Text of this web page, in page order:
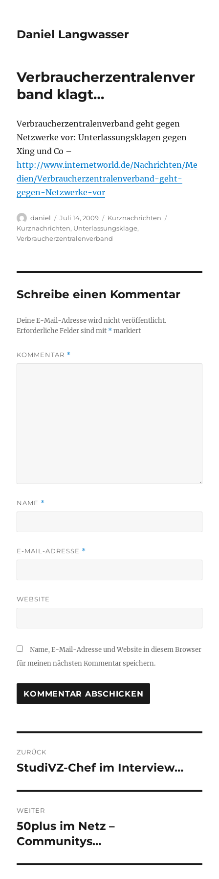
Daniel Langwasser
Verbraucherzentralenver
band klagt…
Verbraucherzentralenverband geht gegen
Netzwerke vor: Unterlassungsklagen gegen
Xing und Co –
http://www.internetworld.de/Nachrichten/Me
dien/Verbraucherzentralenverband-geht-
gegen-Netzwerke-vor
Autor
daniel
Veröffentlicht
am
Juli 14, 2009 Kategorien
Kurznachrichten
Kurznachrichten, Unterlassungsklage,
Verbraucherzentralenverband
Schreibe einen Kommentar
Deine E-Mail-Adresse wird nicht veröffentlicht.
Erforderliche Felder sind mit *markiert
KOMMENTAR *
NAME *
E-MAIL-ADRESSE *
WEBSITE
Name, E-Mail-Adresse und Website in diesem Browser
für meinen nächsten Kommentar speichern.
ZURÜCK
Vorheriger
StudiVZ-Chef im Interview…
WEITER
Nächster
Beitrag:
50plus im Netz –
Communitys…